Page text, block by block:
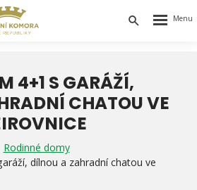
Vyhledávání
4+1 S GARÁŽÍ,
CHATOU VE
Rodinné domy
dílnou a zahradní chatou ve